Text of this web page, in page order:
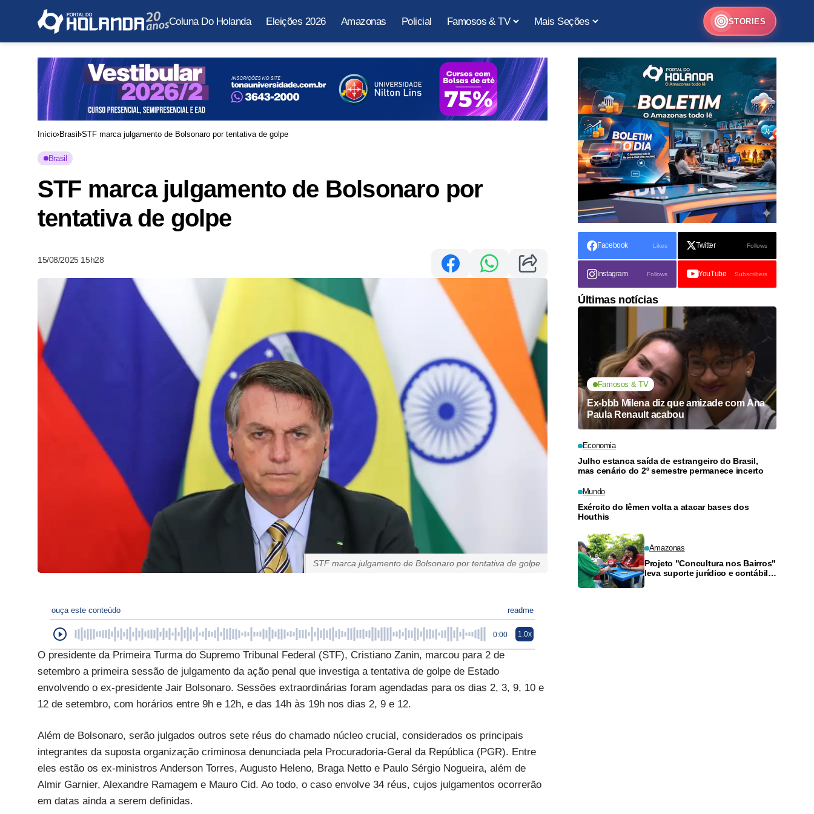
Coluna Do Holanda Eleições 2026 Amazonas Policial Famosos & TV Mais Seções STORIES
Início Brasil STF marca julgamento de Bolsonaro por tentativa de golpe
Brasil
STF marca julgamento de Bolsonaro por
tentativa de golpe
15/08/2025 15h28
STF marca julgamento de Bolsonaro por tentativa de golpe
ouça este conteúdo readme
0:00 1.0x
O presidente da Primeira Turma do Supremo Tribunal Federal (STF), Cristiano Zanin, marcou para 2 de
setembro a primeira sessão de julgamento da ação penal que investiga a tentativa de golpe de Estado
envolvendo o ex-presidente Jair Bolsonaro. Sessões extraordinárias foram agendadas para os dias 2, 3, 9, 10 e
12 de setembro, com horários entre 9h e 12h, e das 14h às 19h nos dias 2, 9 e 12.
Além de Bolsonaro, serão julgados outros sete réus do chamado núcleo crucial, considerados os principais
integrantes da suposta organização criminosa denunciada pela Procuradoria-Geral da República (PGR). Entre
eles estão os ex-ministros Anderson Torres, Augusto Heleno, Braga Netto e Paulo Sérgio Nogueira, além de
Almir Garnier, Alexandre Ramagem e Mauro Cid. Ao todo, o caso envolve 34 réus, cujos julgamentos ocorrerão
em datas ainda a serem definidas.
Facebook Likes Twitter Follows
Instagram Follows YouTube Subscribers
Últimas notícias
Famosos & TV
Ex-bbb Milena diz que amizade com Ana
Paula Renault acabou
Economia
Julho estanca saída de estrangeiro do Brasil,
mas cenário do 2º semestre permanece incerto
Mundo
Exército do Iêmen volta a atacar bases dos
Houthis
Amazonas
Projeto "Concultura nos Bairros"
leva suporte jurídico e contábil a